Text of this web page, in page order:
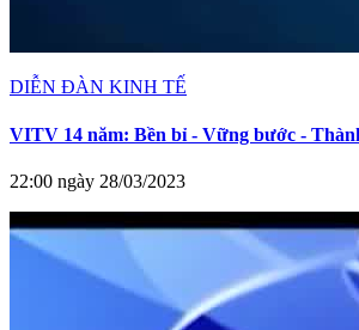
DIỄN ĐÀN KINH TẾ
VITV 14 năm: Bền bỉ - Vững bước -
22:00 ngày 28/03/2023